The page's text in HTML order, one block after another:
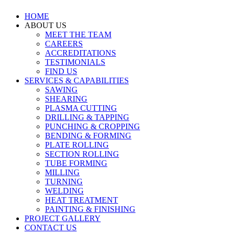
HOME
ABOUT US
MEET THE TEAM
CAREERS
ACCREDITATIONS
TESTIMONIALS
FIND US
SERVICES & CAPABILITIES
SAWING
SHEARING
PLASMA CUTTING
DRILLING & TAPPING
PUNCHING & CROPPING
BENDING & FORMING
PLATE ROLLING
SECTION ROLLING
TUBE FORMING
MILLING
TURNING
WELDING
HEAT TREATMENT
PAINTING & FINISHING
PROJECT GALLERY
CONTACT US